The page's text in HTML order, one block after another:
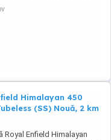
portbagaj Classic;
pasager; suspensie fata
spate Frando; incarcare
Himalayan 450
(SS) Nouă, 2 km
Royal Enfield Himalayan